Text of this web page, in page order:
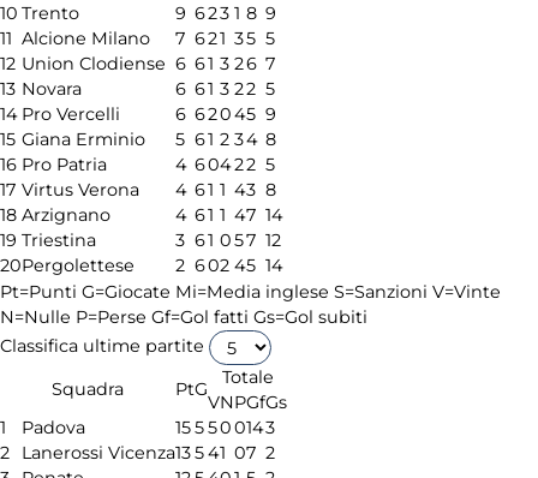
10 Trento 9 623 1 8 9
11 Alcione Milano 7 621 35 5
12 Union Clodiense 6 61 3 26 7
13 Novara 6 61 3 22 5
14 Pro Vercelli 6 62045 9
15 Giana Erminio 5 61 2 34 8
16 Pro Patria 4 60422 5
17 Virtus Verona 4 61 1 43 8
18 Arzignano 4 61 1 47 14
19 Triestina 3 61 057 12
20Pergolettese 2 602 45 14
Pt=Punti G=Giocate Mi=Media inglese S=Sanzioni V=Vinte
N=Nulle P=Perse Gf=Gol fatti Gs=Gol subiti
Classifica ultime partite
Squadra
PtG
Totale
VNPGfGs
1
Padova 155500143
2
Lanerossi Vicenza13541 07 2